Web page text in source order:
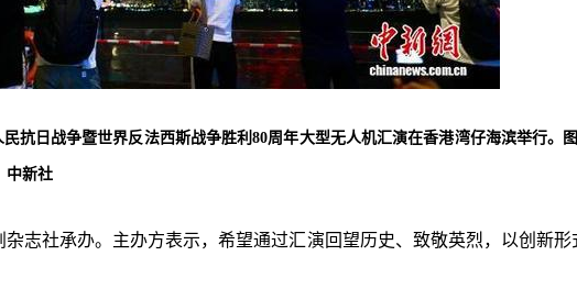
抗日战争暨世界反法西斯战争胜利80周年大型无人机汇演在香港湾仔海滨举行。
中新社
志社承办。主办方表示，希望通过汇演回望历史、致敬英烈，以创新形